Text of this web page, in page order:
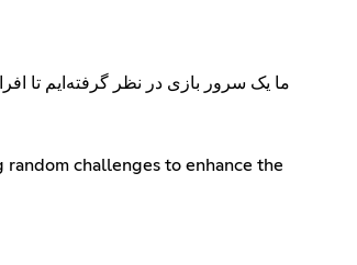
ما یک سرور بازی در نظر گرفته‌ایم تا
challenges to enhance the